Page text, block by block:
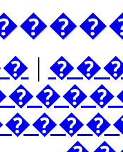
|